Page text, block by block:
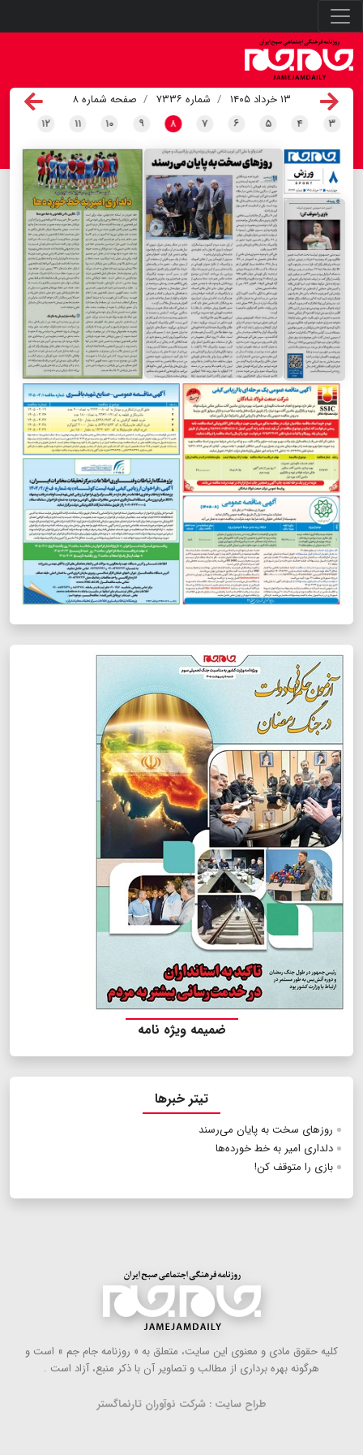
۱۳ خرداد ۱۴۰۵ شماره ۷۳۳۶
صفحه شماره ۸
۳ ۴ ۵ ۶ ۷ ۸ ۹ ۱۰ ۱۱ ۱۲
ضمیمه ویژه نامه
تیتر خبرها
روزهای سخت به پایان می‌رسند
دلداری امیر به خط خورده‌ها
بازی را متوقف کن!
كلیه حقوق مادی و معنوی این سایت، متعلق به « روزنامه جام جم » است و
هرگونه بهره ‌برداری از مطالب و تصاویر آن با ذكر منبع، آزاد است .
طراح سایت : شرکت نوآوران تارنماگستر